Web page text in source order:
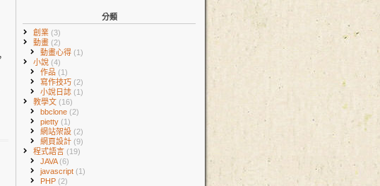
分類
創業 (3)
動畫 (2)
動畫心得 (1)
小說 (4)
作品 (1)
寫作技巧 (2)
小說日誌 (1)
教學文 (16)
bbclone (2)
pietty (1)
網站架設 (2)
網頁設計 (9)
程式語言 (19)
JAVA (6)
javascript (1)
PHP (2)